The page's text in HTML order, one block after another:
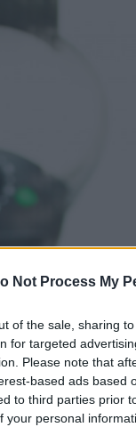
Not Process My
of the sale, sharing
for targeted
Please note that
based ads based
to third parties prior
your personal